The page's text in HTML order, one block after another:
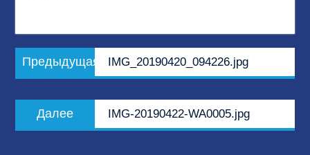
Навигация
по
Предыдущая
запись:
IMG_20190420_094226.jpg
Далее
запись:
IMG-20190422-WA0005.jpg